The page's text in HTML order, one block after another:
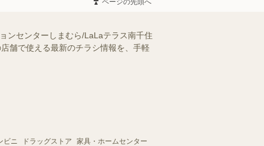
ページの先頭へ
ンセンターしまむら/LaLaテラス南千住
舗で使える最新のチラシ情報を、手軽
ビニ ドラッグストア
家具・ホームセンター